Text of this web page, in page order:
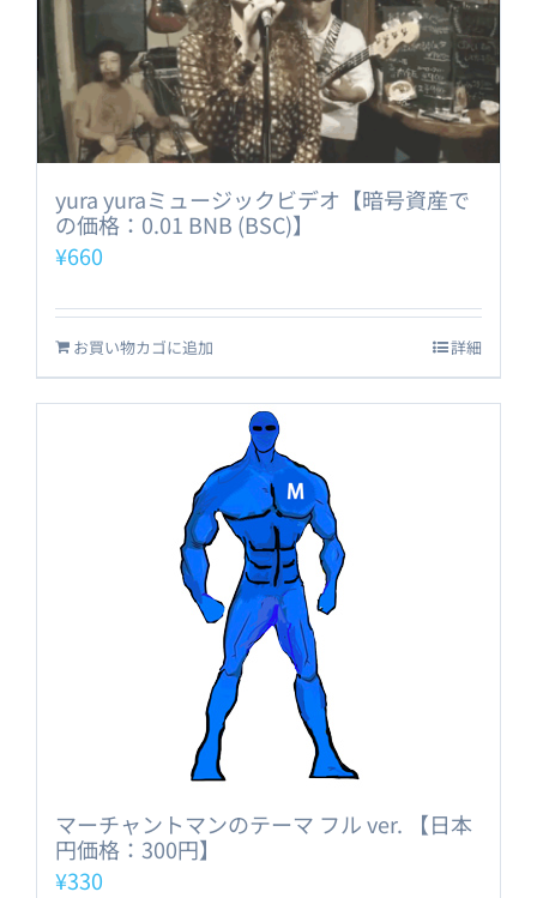
yura yuraミュージックビデオ【暗号資産で
の価格：0.01 BNB (BSC)】
¥660
お買い物カゴに追加 詳細
マーチャントマンのテーマ フル ver. 【日本
円価格：300円】
¥330